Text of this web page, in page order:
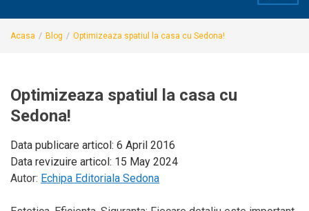
Acasa / Blog / Optimizeaza spatiul la casa cu Sedona!
Optimizeaza spatiul la casa cu
Sedona!
Data publicare articol: 6 April 2016
Data revizuire articol: 15 May 2024
Autor: Echipa Editoriala Sedona